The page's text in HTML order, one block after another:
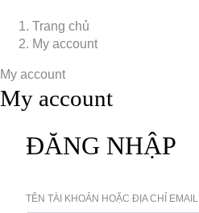
Trang chủ
My account
My account
My account
ĐĂNG NHẬP
TÊN TÀI KHOẢN HOẶC ĐỊA CHỈ EMAIL